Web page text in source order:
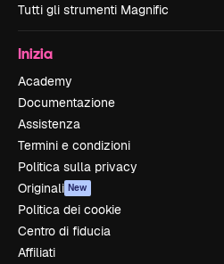
Tutti gli strumenti Magnific
Inizia
Academy
Documentazione
Assistenza
Termini e condizioni
Politica sulla privacy
Originali New
Politica dei cookie
Centro di fiducia
Affiliati